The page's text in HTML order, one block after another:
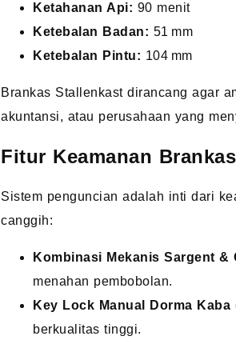
Ketahanan Api: 90 menit
Ketebalan Badan: 51 mm
Ketebalan Pintu: 104 mm
Brankas Stallenkast dirancang agar
akuntansi, atau perusahaan yang
Fitur Keamanan
Sistem penguncian adalah inti dari
canggih:
Kombinasi Mekanis Sargent &
menahan pembobolan.
Key Lock Manual Dorma Kaba
berkualitas tinggi.